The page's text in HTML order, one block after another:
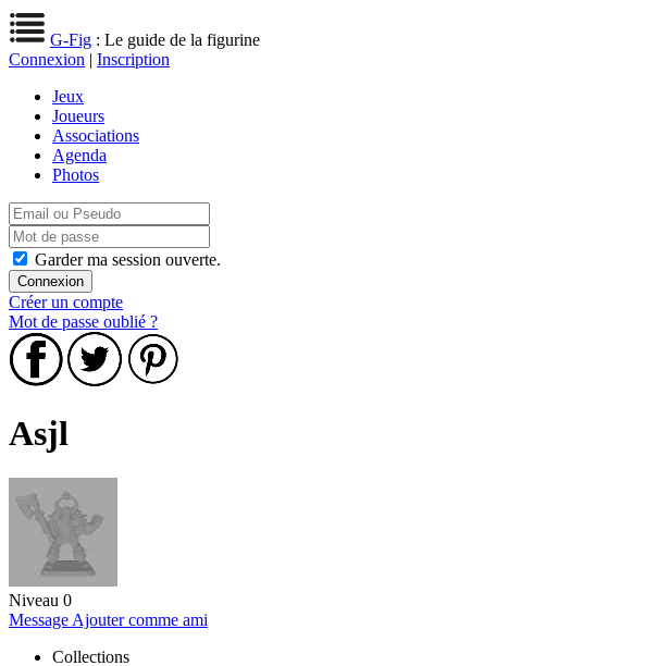
G-Fig : Le guide de la figurine
Connexion | Inscription
Jeux
Joueurs
Associations
Agenda
Photos
Garder ma session ouverte.
Créer un compte
Mot de passe oublié ?
Asjl
Niveau 0
Message Ajouter comme ami
Collections